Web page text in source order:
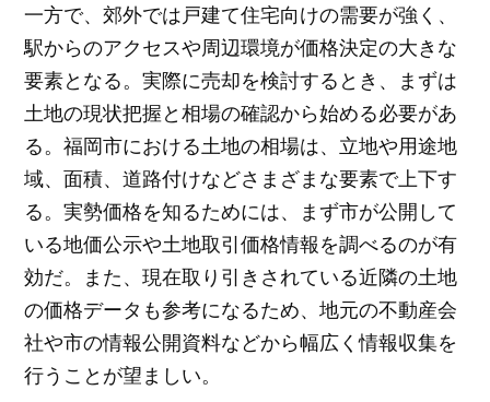
一方で、郊外では戸建て住宅向けの需要が強く、
駅からのアクセスや周辺環境が価格決定の大きな
要素となる。実際に売却を検討するとき、まずは
土地の現状把握と相場の確認から始める必要があ
る。福岡市における土地の相場は、立地や用途地
域、面積、道路付けなどさまざまな要素で上下す
る。実勢価格を知るためには、まず市が公開して
いる地価公示や土地取引価格情報を調べるのが有
効だ。また、現在取り引きされている近隣の土地
の価格データも参考になるため、地元の不動産会
社や市の情報公開資料などから幅広く情報収集を
行うことが望ましい。